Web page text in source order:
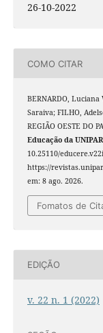
26-10-2022
COMO CITAR
BERNARDO,
Saraiva; FILHO,
REGIÃO OESTE DO
Educação da UNIPAR
10.25110/
https://
em: 8 ago. 2026.
Fomatos de
EDIÇÃO
v. 22 n. 1 (2022)